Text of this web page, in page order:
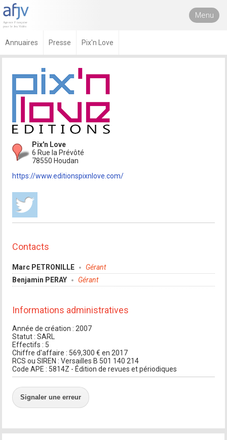
Menu
Annuaires Presse Pix'n Love
Pix'n Love
6 Rue la Prévôté
78550 Houdan
https://www.editionspixnlove.com/
Contacts
Marc PETRONILLE
Gérant
Benjamin PERAY
Gérant
Informations administratives
Année de création : 2007
Statut : SARL
Effectifs : 5
Chiffre d'affaire : 569,300 € en 2017
RCS ou SIREN : Versailles B 501 140 214
Code APE : 5814Z - Édition de revues et périodiques
Signaler une erreur